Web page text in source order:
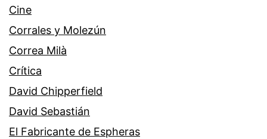
Cine
Corrales y Molezún
Correa Milà
Crítica
David Chipperfield
David Sebastián
El Fabricante de Espheras